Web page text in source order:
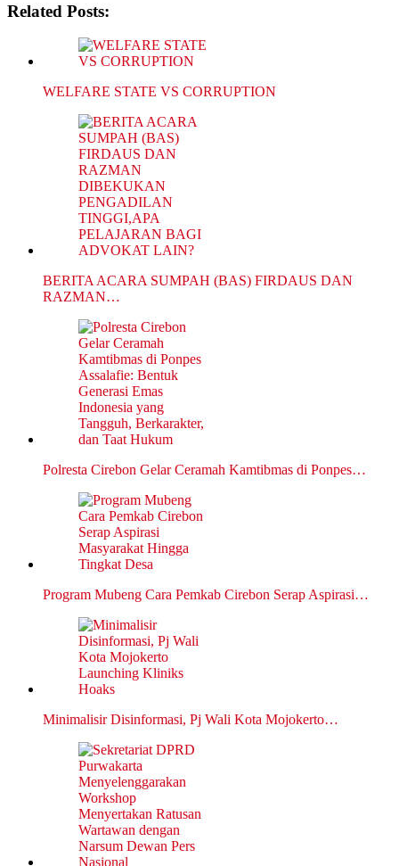
Related Posts:
WELFARE STATE VS CORRUPTION
BERITA ACARA SUMPAH (BAS) FIRDAUS DAN
RAZMAN…
Polresta Cirebon Gelar Ceramah Kamtibmas di Ponpes…
Program Mubeng Cara Pemkab Cirebon Serap Aspirasi…
Minimalisir Disinformasi, Pj Wali Kota Mojokerto…